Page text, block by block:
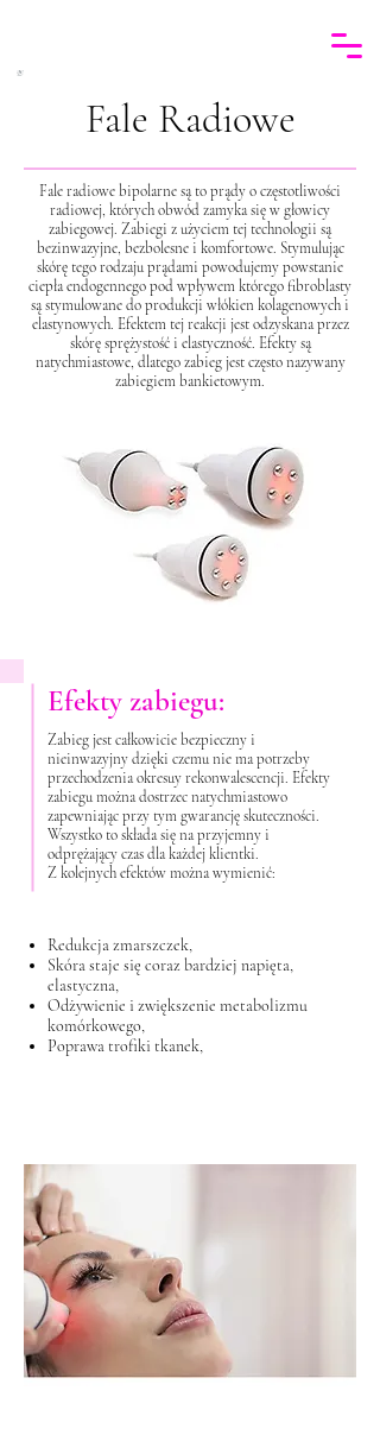
Fale Radiowe
Fale radiowe bipolarne są to prądy o częstotliwości
radiowej, których obwód zamyka się w głowicy
zabiegowej. Zabiegi z użyciem tej technologii są
bezinwazyjne, bezbolesne i komfortowe. Stymulując
skórę tego rodzaju prądami powodujemy powstanie
ciepła endogennego pod wpływem którego fibroblasty
są stymulowane do produkcji włókien kolagenowych i
elastynowych. Efektem tej reakcji jest odzyskana przez
skórę sprężystość i elastyczność. Efekty są
natychmiastowe, dlatego zabieg jest często nazywany
zabiegiem bankietowym.
Efekty zabiegu:
Zabieg jest całkowicie bezpieczny i
nieinwazyjny dzięki czemu nie ma potrzeby
przechodzenia okresuy rekonwalescencji. Efekty
zabiegu można dostrzec natychmiastowo
zapewniając przy tym gwarancję skuteczności.
Wszystko to składa się na przyjemny i
odprężający czas dla każdej klientki.
Z kolejnych efektów można wymienić:
Redukcja zmarszczek,
Skóra staje się coraz bardziej napięta,
elastyczna,
Odżywienie i zwiększenie metabolizmu
komórkowego,
Poprawa trofiki tkanek,